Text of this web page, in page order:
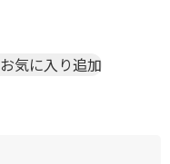
お気に入り追加